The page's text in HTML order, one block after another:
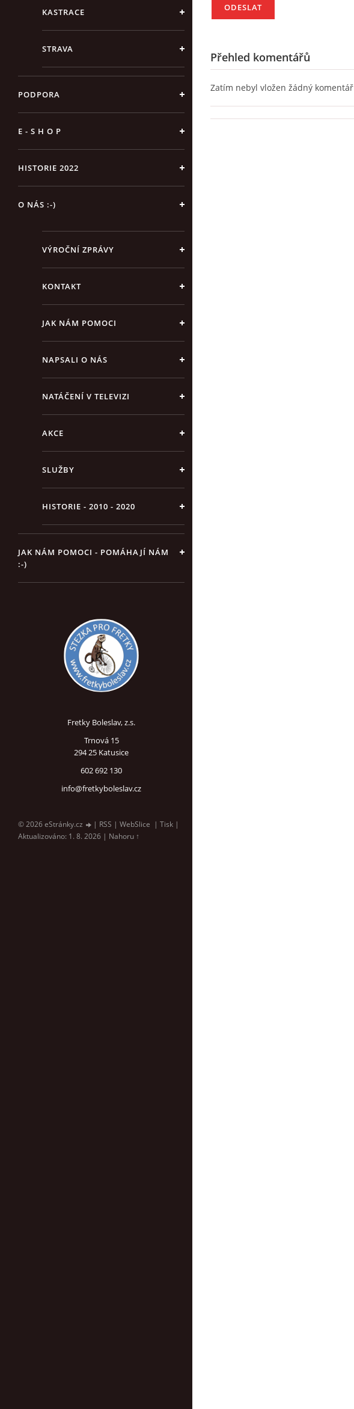
KASTRACE
STRAVA
PODPORA
E - S H O P
HISTORIE 2022
O NÁS :-)
VÝROČNÍ ZPRÁVY
KONTAKT
JAK NÁM POMOCI
NAPSALI O NÁS
NATÁČENÍ V TELEVIZI
AKCE
SLUŽBY
HISTORIE - 2010 - 2020
JAK NÁM POMOCI - POMÁHAJÍ NÁM
:-)
Fretky Boleslav, z.s.
Trnová 15
294 25 Katusice
602 692 130
info@fretkyboleslav.cz
© 2026 eStránky.cz | RSS | WebSlice | Tisk |
Aktualizováno: 1. 8. 2026 | Nahoru ↑
Přehled komentářů
Zatím nebyl vložen žádný komentář